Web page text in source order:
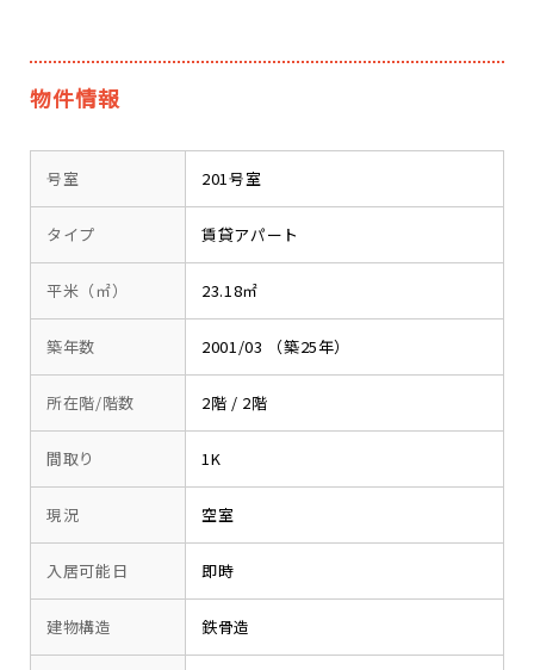
物件情報
号室 201号室
タイプ 賃貸アパート
平米（㎡） 23.18㎡
築年数 2001/03 （築25年）
所在階/階数 2階 / 2階
間取り 1K
現況 空室
入居可能日 即時
建物構造 鉄骨造